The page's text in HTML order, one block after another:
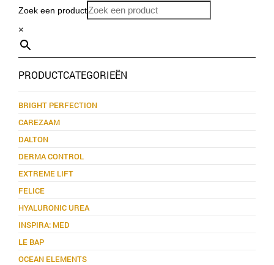
Zoek een product
×
PRODUCTCATEGORIEËN
BRIGHT PERFECTION
CAREZAAM
DALTON
DERMA CONTROL
EXTREME LIFT
FELICE
HYALURONIC UREA
INSPIRA: MED
LE BAP
OCEAN ELEMENTS